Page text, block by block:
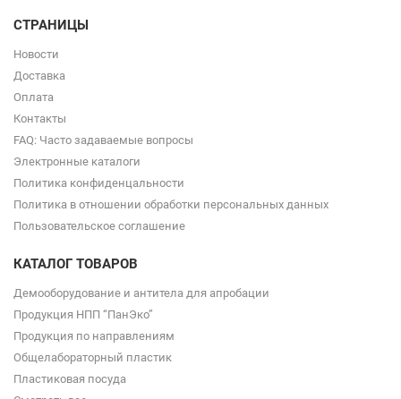
СТРАНИЦЫ
Новости
Доставка
Оплата
Контакты
FAQ: Часто задаваемые вопросы
Электронные каталоги
Политика конфиденцальности
Политика в отношении обработки персональных данных
Пользовательское соглашение
КАТАЛОГ ТОВАРОВ
Демооборудование и антитела для апробации
Продукция НПП “ПанЭко”
Продукция по направлениям
Общелабораторный пластик
Пластиковая посуда